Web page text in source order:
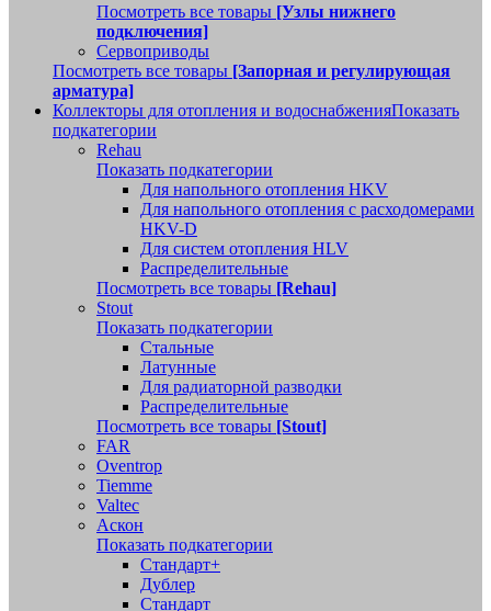
Посмотреть все товары [Узлы нижнего
подключения]
Сервоприводы
Посмотреть все товары [Запорная и регулирующая
арматура]
Коллекторы для отопления и водоснабженияПоказать
подкатегории
Rehau
Показать подкатегории
Для напольного отопления HKV
Для напольного отопления с расходомерами
HKV-D
Для систем отопления HLV
Распределительные
Посмотреть все товары [Rehau]
Stout
Показать подкатегории
Стальные
Латунные
Для радиаторной разводки
Распределительные
Посмотреть все товары [Stout]
FAR
Oventrop
Tiemme
Valtec
Аскон
Показать подкатегории
Стандарт+
Дублер
Стандарт